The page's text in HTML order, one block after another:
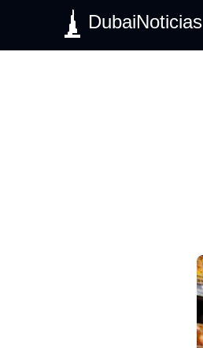
DubaiNoticias